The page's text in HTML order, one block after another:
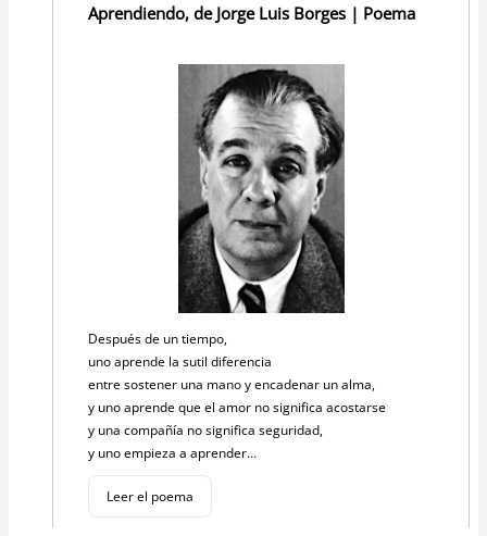
Aprendiendo, de Jorge Luis Borges | Poema
Después de un tiempo,
uno aprende la sutil diferencia
entre sostener una mano y encadenar un alma,
y uno aprende que el amor no significa acostarse
y una compañía no significa seguridad,
y uno empieza a aprender…
Leer el poema